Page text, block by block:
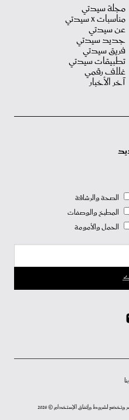
مجلة سيدتي
مناسبات X سيدتي
عن سيدتي
جديد سيدتي
فريق سيدتي
تطبيقات سيدتي
غلاف رقمي
آخر الأخبار
الصحة والرشاقة
المطبخ والوصفات
الحمل والأمومة
لشروط وإتفاق الإستخدام © 2026